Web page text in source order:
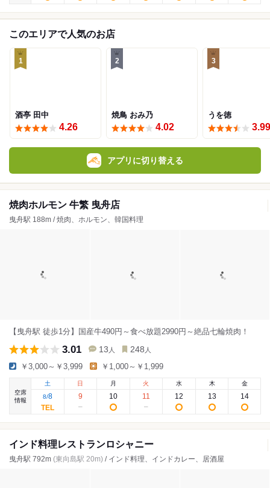
このエリアで人気のお店
1
酒亭 田中
4.26
2
焼鳥 おみ乃
4.02
3
うを徳
3.99
アプリに切り替える
焼肉ホルモン 牛繁 曳舟店
曳舟駅 188m / 焼肉、ホルモン、韓国料理
【曳舟駅 徒歩1分】国産牛490円～食べ放題2990円～絶品七輪焼肉！
3.01 13 人 248 人
￥3,000～￥3,999 ￥1,000～￥1,999
空席
情報
土
8/8
日
9
月
10
火
11
水
12
木
13
金
14
インド料理レストランロシャニー
曳舟駅 792m (東向島駅 20m) / インド料理、インドカレー、居酒屋